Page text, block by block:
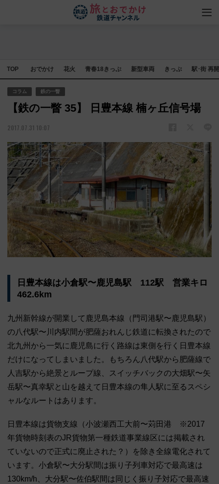
TOP おでかけ 花火 青春18きっぷ 新型車両 きっぷ 駅･街 再
コラム 鉄の一瞥
【鉄の一瞥 35】 日豊本線 楠ヶ丘信号場
2017.07.31 10:07
日豊本線は小倉駅〜鹿児島駅 112駅 営業キロ
462.6km
九州新幹線が開業して鹿児島本線（門司港駅〜鹿児島駅）
の八代駅〜川内駅間が肥薩おれんじ鉄道に転換されたので
北九州から一気に鹿児島に行く路線は東側を行く日豊本線
だけになってしまいました。もちろん八代駅から肥薩線で
人吉駅から絶景とループ線、スイッチバックの大畑駅〜矢
岳駅〜真幸駅と山を越えて日豊本線の隼人駅に至るスペシ
ャルなルートはあります。
日豊本線は貨物支線（小波瀬西工大前〜苅田港 ※2017
年貨物時刻表のJR貨物第一種鉄道事業線区には掲載され
ていないので正式に廃止された？）を除き全線電化されて
います。小倉駅〜大分駅間は振り子列車対応で最高速は
130km/h、大分駅〜佐伯駅間は同じく振り子対応で最高速